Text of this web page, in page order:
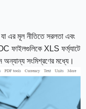
এর মূল নীতিতে সরলতা এবং
ফাইলগুলিকে XLS ফর্ম্যাটে
অন্যান্য সংমিশ্রণের মধ্যে।